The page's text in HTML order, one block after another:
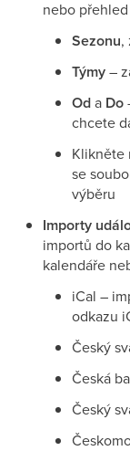
nebo přehled
Sezonu,
Týmy–
Oda Do
chcete
Klikněte
se
výběru
Importy
importů do
kalendáře
iCal –
odkazu
Český
Česká
Český